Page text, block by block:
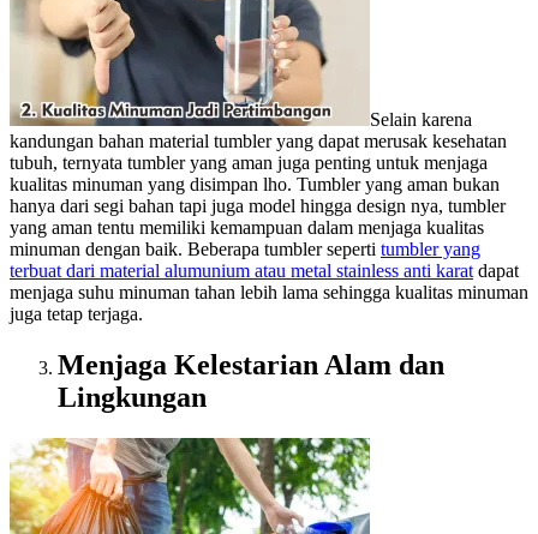
Selain karena
kandungan bahan material tumbler yang dapat merusak kesehatan
tubuh, ternyata tumbler yang aman juga penting untuk menjaga
kualitas minuman yang disimpan lho. Tumbler yang aman bukan
hanya dari segi bahan tapi juga model hingga design nya, tumbler
yang aman tentu memiliki kemampuan dalam menjaga kualitas
minuman dengan baik. Beberapa tumbler seperti tumbler yang
terbuat dari material alumunium atau metal stainless anti karat dapat
menjaga suhu minuman tahan lebih lama sehingga kualitas minuman
juga tetap terjaga.
Menjaga Kelestarian Alam dan
Lingkungan